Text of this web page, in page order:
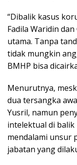
“Dibalik kasus
Fadila Waridin
utama. Tanpa
tidak mungkin
BMHP bisa
Menurutnya,
dua tersangka
Yusril, namun
intelektual di balik
mendalami unsur
jabatan yang